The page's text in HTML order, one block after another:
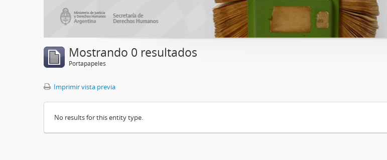
Mostrando 0 resultados
Portapapeles
Imprimir vista previa
No results for this entity type.